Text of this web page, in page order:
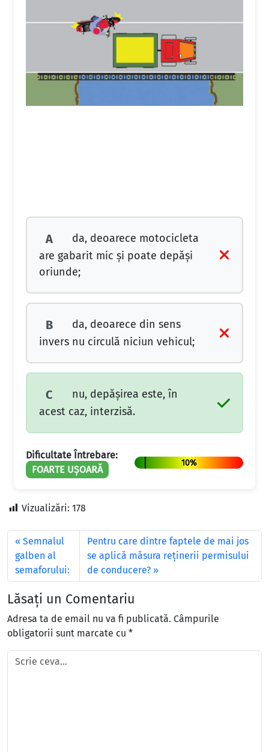
A
da, deoarece motocicleta
are gabarit mic şi poate depăşi
oriunde;
B
da, deoarece din sens
invers nu circulă niciun vehicul;
C
nu, depăşirea este, în
acest caz, interzisă.
Dificultate Întrebare:
FOARTE UȘOARĂ
10%
Vizualizări: 178
Semnalul
galben al
semaforului:
Pentru care dintre faptele de mai jos
se aplică măsura reţinerii permisului
de conducere?
Lăsați un Comentariu
Adresa ta de email nu va fi publicată. Câmpurile
obligatorii sunt marcate cu *